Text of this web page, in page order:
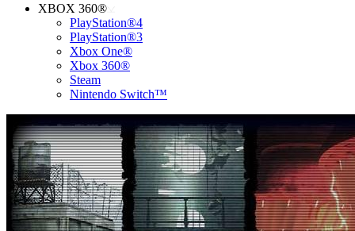
XBOX 360®
PlayStation®4
PlayStation®3
Xbox One®
Xbox 360®
Steam
Nintendo Switch™